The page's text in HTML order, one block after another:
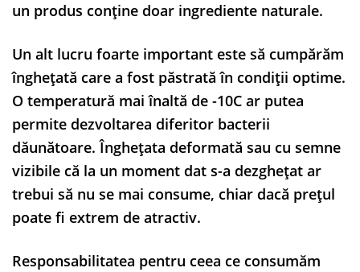
un produs conține doar ingrediente naturale.
Un alt lucru foarte important este să cumpărăm
înghețată care a fost păstrată în condiții optime.
O temperatură mai înaltă de -10C ar putea
permite dezvoltarea diferitor bacterii
dăunătoare. Înghețata deformată sau cu semne
vizibile că la un moment dat s-a dezghețat ar
trebui să nu se mai consume, chiar dacă prețul
poate fi extrem de atractiv.
Responsabilitatea pentru ceea ce consumăm